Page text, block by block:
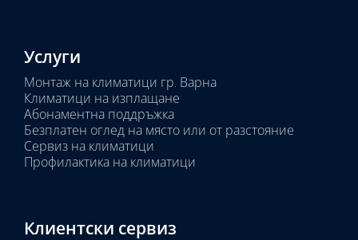
Услуги
Монтаж на климатици гр. Варна
Климатици на изплащане
Абонаментна поддръжка
Безплатен оглед на място или от разстояние
Сервиз на климатици
Профилактика на климатици
Клиентски сервиз